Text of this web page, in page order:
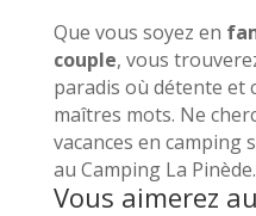
Que vous soyez en
couple, vous
paradis où détente et
maîtres mots. Ne
vacances en camping
au Camping La Pinède.
Vous aimerez